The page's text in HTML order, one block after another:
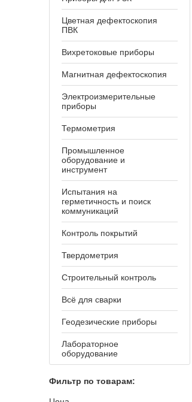
Цветная дефектоскопия
ПВК
Вихретоковые приборы
Магнитная дефектоскопия
Электроизмерительные
приборы
Термометрия
Промышленное
оборудование и
инструмент
Испытания на
герметичность и поиск
коммуникаций
Контроль покрытий
Твердометрия
Строительный контроль
Всё для сварки
Геодезические приборы
Лабораторное
оборудование
Фильтр по товарам: